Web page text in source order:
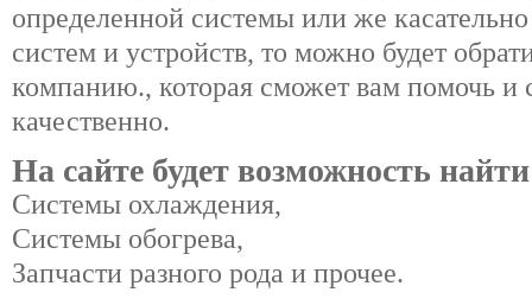
определенной системы или же
систем и устройств, то можно будет
компанию., которая сможет вам помочь и
качественно.
На сайте будет возможность
Системы охлаждения,
Системы обогрева,
Запчасти разного рода и прочее.